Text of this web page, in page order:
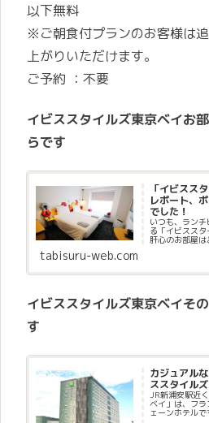
以下無料
※ご朝食付プランのお客様は
上がりいただけます。
ご予約 ：不要
イビススタイルズ東京ベイお
らです
「イビスス
レポート、
でした！
いつも、ラン
る「イビススタ
肝心のお部屋
編集部は、今
で、レポート
tabisuru-web.com
イビススタイルズ東京ベイそ
す
カジュアル
ススタイル
JR新浦安駅近
ベイ」は、フ
ェーンホテル